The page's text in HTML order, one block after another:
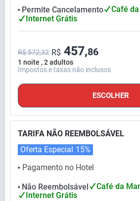
⬤ Permite Cancelamento
Café
Internet Grátis
1 noite , 2 adultos
R$ 572,32 R$ 457,86
Impostos e taxas não inclusos
ESCOLHER
TARIFA NÃO REEMBOLSÁVEL
⬤ Pagamento no Hotel
Oferta Especial 15%
⬤ Não Reembolsável
Café da
Internet Grátis